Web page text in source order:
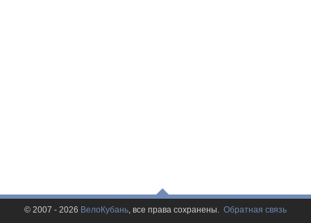
© 2007 - 2026 ВелоКубань, все права сохранены. Обратная связь